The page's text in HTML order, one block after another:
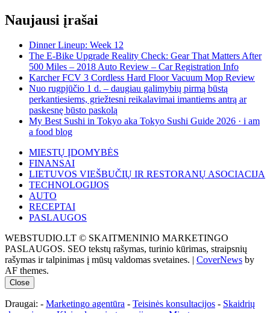
Naujausi įrašai
Dinner Lineup: Week 12
The E-Bike Upgrade Reality Check: Gear That Matters After
500 Miles – 2018 Auto Review – Car Registration Info
Karcher FCV 3 Cordless Hard Floor Vacuum Mop Review
Nuo rugpjūčio 1 d. – daugiau galimybių pirmą būstą
perkantiesiems, griežtesni reikalavimai imantiems antrą ar
paskesnę būsto paskolą
My Best Sushi in Tokyo aka Tokyo Sushi Guide 2026 · i am
a food blog
MIESTŲ ĮDOMYBĖS
FINANSAI
LIETUVOS VIEŠBUČIŲ IR RESTORANŲ ASOCIACIJA
TECHNOLOGIJOS
AUTO
RECEPTAI
PASLAUGOS
WEBSTUDIO.LT © SKAITMENINIO MARKETINGO
PASLAUGOS. SEO tekstų rašymas, turinio kūrimas, straipsnių
rašymas ir talpinimas į mūsų valdomas svetaines. | CoverNews by
AF themes.
Close
Draugai: - Marketingo agentūra - Teisinės konsultacijos - Skaidrių